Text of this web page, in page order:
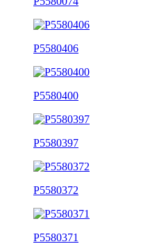
P5580406
P5580400
P5580397
P5580372
P5580371